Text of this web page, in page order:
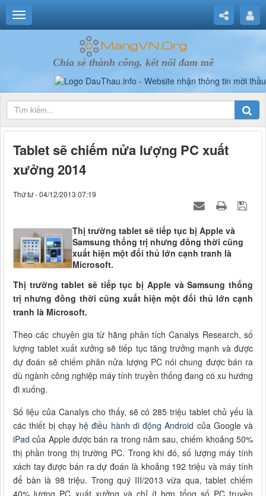
Chia sẻ thành công, kết nối đam mê
Tablet sẽ chiếm nửa lượng PC xuất
xưởng 2014
Thứ tư - 04/12/2013 07:19
Thị trường tablet sẽ tiếp tục bị Apple và
Samsung thống trị nhưng đồng thời cũng
xuất hiện một đối thủ lớn cạnh tranh là
Microsoft.
Thị trường tablet sẽ tiếp tục bị Apple và Samsung thống
trị nhưng đồng thời cũng xuất hiện một đối thủ lớn cạnh
tranh là Microsoft.
Theo các chuyên gia từ hãng phân tích Canalys Research, số
lượng tablet xuất xưởng sẽ tiếp tục tăng trưởng mạnh và được
dự đoán sẽ chiếm phân nửa lượng PC nói chung được bán ra
dù ngành công nghiệp máy tính truyền thống đang có xu hướng
đi xuống.
Số liệu của Canalys cho thấy, sẽ có 285 triệu tablet chủ yếu là
các thiết bị chạy hệ điều hành di động Android của Google và
iPad của Apple được bán ra trong năm sau, chiếm khoảng 50%
thị phần trong thị trường PC. Trong khi đó, số lượng máy tính
xách tay được bán ra dự đoán là khoảng 192 triệu và máy tính
để bàn là 98 triệu. Trong quý III/2013 vừa qua, tablet chiếm
40% lượng PC xuất xưởng và chỉ ít hơn tổng số PC truyền